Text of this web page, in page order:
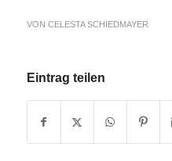
VON CELESTA SCHIEDMAYER
Eintrag teilen